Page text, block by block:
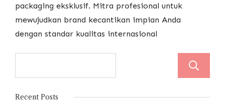
packaging eksklusif. Mitra profesional untuk
mewujudkan brand kecantikan impian Anda
dengan standar kualitas internasional
Recent Posts